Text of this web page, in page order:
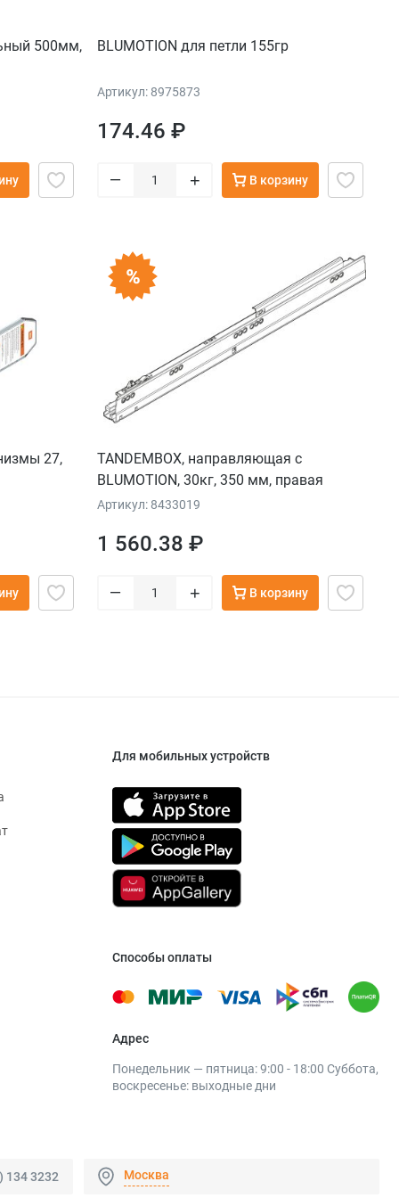
500мм, BLUMOTION для петли 155гр
Артикул: 8975873
174.46 ₽
– + В корзину
27,
TANDEMBOX, направляющая с
BLUMOTION, 30кг, 350 мм, правая
Артикул: 8433019
1 560.38 ₽
– + В корзину
Для мобильных устройств
Способы оплаты
Адрес
Понедельник — пятница: 9:00 - 18:00 Суббота,
воскресенье: выходные дни
134 3232 Москва